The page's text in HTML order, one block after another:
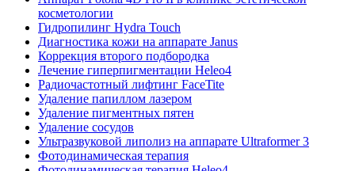
косметологии
Гидропилинг Hydra Touch
Диагностика кожи на аппарате Janus
Коррекция второго подбородка
Лечение гиперпигментации Heleo4
Радиочастотный лифтинг FaceTite
Удаление папиллом лазером
Удаление пигментных пятен
Удаление сосудов
Ультразвуковой липолиз на аппарате Ultraformer 3
Фотодинамическая терапия